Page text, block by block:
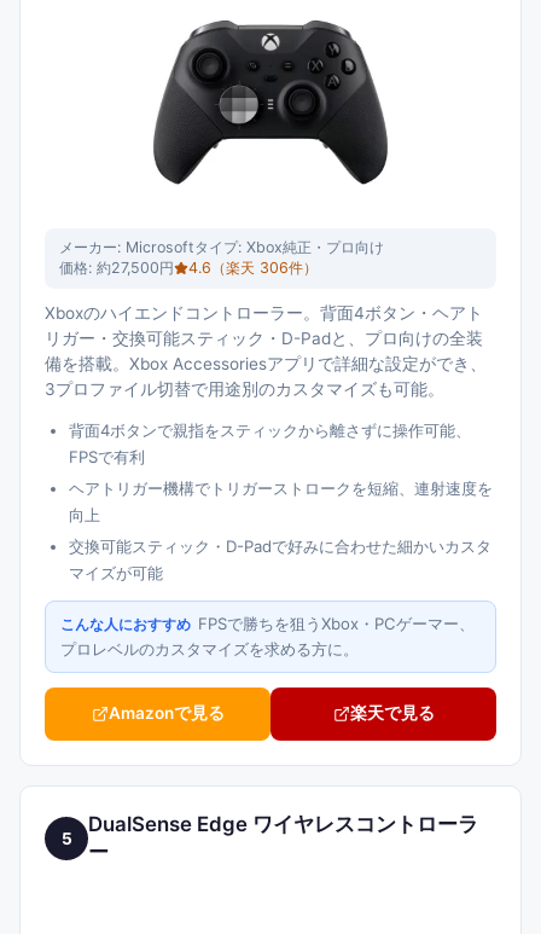
メーカー: Microsoftタイプ: Xbox純正・プロ向け
価格: 約27,500円 4.6 （楽天 306件）
Xboxのハイエンドコントローラー。背面4ボタン・ヘアト
リガー・交換可能スティック・D-Padと、プロ向けの全装
備を搭載。Xbox Accessoriesアプリで詳細な設定ができ、
3プロファイル切替で用途別のカスタマイズも可能。
背面4ボタンで親指をスティックから離さずに操作可能、
FPSで有利
ヘアトリガー機構でトリガーストロークを短縮、連射速度を
向上
交換可能スティック・D-Padで好みに合わせた細かいカスタ
マイズが可能
こんな人におすすめ FPSで勝ちを狙うXbox・PCゲーマー、
プロレベルのカスタマイズを求める方に。
Amazonで見る 楽天で見る
5
DualSense Edge ワイヤレスコントローラ
ー